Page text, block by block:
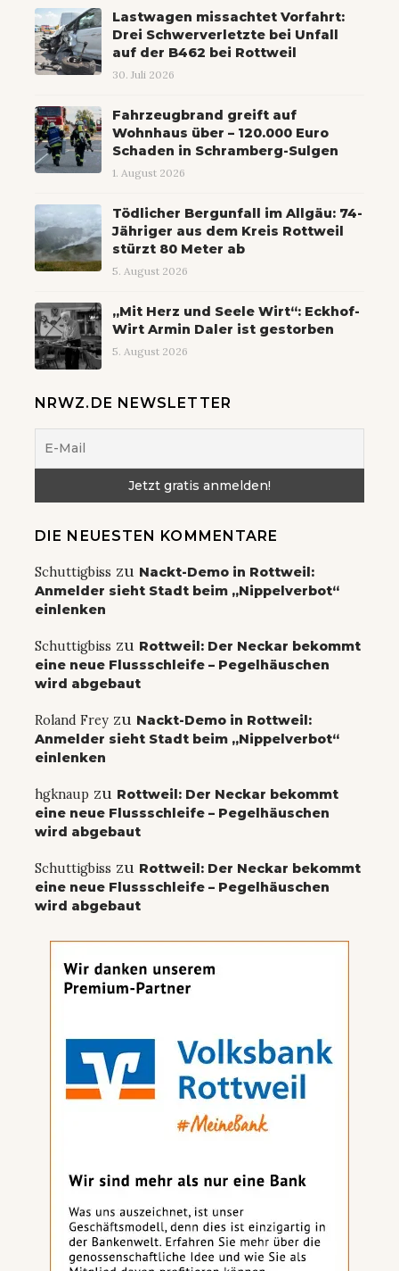
Lastwagen missachtet Vorfahrt:
Drei Schwerverletzte bei Unfall
auf der B462 bei Rottweil
30. Juli 2026
Fahrzeugbrand greift auf
Wohnhaus über – 120.000 Euro
Schaden in Schramberg-Sulgen
1. August 2026
Tödlicher Bergunfall im Allgäu: 74-
Jähriger aus dem Kreis Rottweil
stürzt 80 Meter ab
5. August 2026
„Mit Herz und Seele Wirt“: Eckhof-
Wirt Armin Daler ist gestorben
5. August 2026
NRWZ.DE NEWSLETTER
DIE NEUESTEN KOMMENTARE
Schuttigbiss zu Nackt-Demo in Rottweil:
Anmelder sieht Stadt beim „Nippelverbot“
einlenken
Schuttigbiss zu Rottweil: Der Neckar bekommt
eine neue Flussschleife – Pegelhäuschen
wird abgebaut
Roland Frey zu Nackt-Demo in Rottweil:
Anmelder sieht Stadt beim „Nippelverbot“
einlenken
hgknaup zu Rottweil: Der Neckar bekommt
eine neue Flussschleife – Pegelhäuschen
wird abgebaut
Schuttigbiss zu Rottweil: Der Neckar bekommt
eine neue Flussschleife – Pegelhäuschen
wird abgebaut